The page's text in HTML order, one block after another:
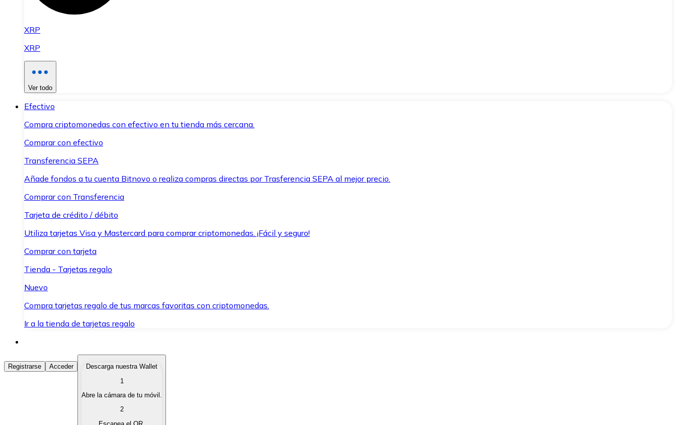
XRP
XRP
Ver todo
Efectivo
Compra criptomonedas con efectivo en tu tienda más cercana.
Comprar con efectivo
Transferencia SEPA
Añade fondos a tu cuenta Bitnovo o realiza compras directas por Trasferencia SEPA al mejor precio.
Comprar con Transferencia
Tarjeta de crédito / débito
Utiliza tarjetas Visa y Mastercard para comprar criptomonedas. ¡Fácil y seguro!
Comprar con tarjeta
Tienda - Tarjetas regalo
Nuevo
Compra tarjetas regalo de tus marcas favoritas con criptomonedas.
Ir a la tienda de tarjetas regalo
Comprar Criptomonedas
Compra criptomonedas con diferentes métodos de pago.
Vende tus criptomonedas de forma rápida y segura.
Registrarse Acceder
Descarga nuestra Wallet
1
Abre la cámara de tu móvil.
2